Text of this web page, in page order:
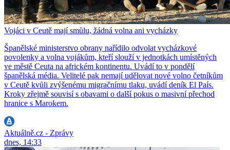
Vojáci v Ceutě mají smůlu, žádná volna ani vycházky
Španělské ministerstvo obrany nařídilo odvolat vycházkové
povolenky a volna vojákům, kteří slouží v jednotkách umístěných
ve městě Ceuta na africkém kontinentu. Uvádí to v pondělí
španělská média. Velitelé pak nemají udělovat nové volno četníkům
v Ceutě kvůli zvýšenému migračnímu tlaku, uvádí deník El País.
Kroky zřejmě souvisí s obavami o další pokus o masivní přechod
hranice s Marokem.
Aktuálně.cz - Zprávy
dnes, 14:33